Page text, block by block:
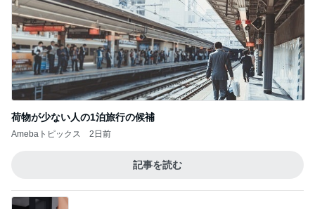
荷物が少ない人の1泊旅行の候補
Amebaトピックス 2日前
記事を読む